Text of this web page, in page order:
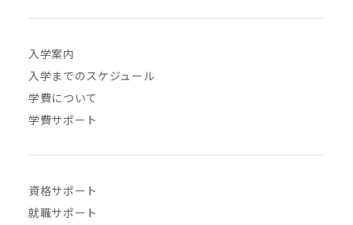
入学案内
入学までのスケジュール
学費について
学費サポート
資格サポート
就職サポート